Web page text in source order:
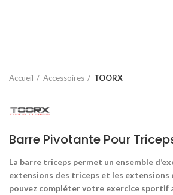
Accueil Accessoires TOORX
Barre Pivotante Pour
La barre triceps permet un ensemble
extensions des triceps et les extensions
pouvez compléter votre exercice sportif